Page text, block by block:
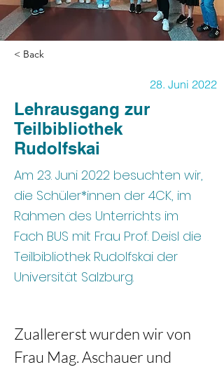
< Back
28. Juni 2022
Lehrausgang zur
Teilbibliothek
Rudolfskai
Am 23. Juni 2022 besuchten wir,
die Schüler*innen der 4CK, im
Rahmen des Unterrichts im
Fach BUS mit Frau Prof. Deisl die
Teilbibliothek Rudolfskai der
Universität Salzburg.
Zuallererst wurden wir von
Frau Mag. Aschauer und